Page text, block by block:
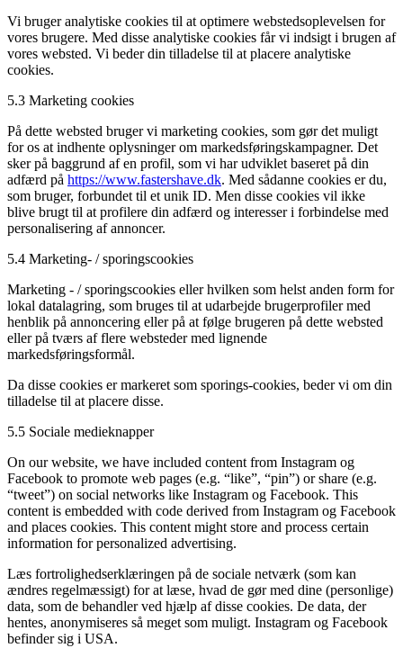
Vi bruger analytiske cookies til at optimere webstedsoplevelsen for
vores brugere. Med disse analytiske cookies får vi indsigt i brugen af
​​vores websted. Vi beder din tilladelse til at placere analytiske
cookies.
5.3 Marketing cookies
På dette websted bruger vi marketing cookies, som gør det muligt
for os at indhente oplysninger om markedsføringskampagner. Det
sker på baggrund af en profil, som vi har udviklet baseret på din
adfærd på https://www.fastershave.dk. Med sådanne cookies er du,
som bruger, forbundet til et unik ID. Men disse cookies vil ikke
blive brugt til at profilere din adfærd og interesser i forbindelse med
personalisering af annoncer.
5.4 Marketing- / sporingscookies
Marketing - / sporingscookies eller hvilken som helst anden form for
lokal datalagring, som bruges til at udarbejde brugerprofiler med
henblik på annoncering eller på at følge brugeren på dette websted
eller på tværs af flere websteder med lignende
markedsføringsformål.
Da disse cookies er markeret som sporings-cookies, beder vi om din
tilladelse til at placere disse.
5.5 Sociale medieknapper
On our website, we have included content from Instagram og
Facebook to promote web pages (e.g. “like”, “pin”) or share (e.g.
“tweet”) on social networks like Instagram og Facebook. This
content is embedded with code derived from Instagram og Facebook
and places cookies. This content might store and process certain
information for personalized advertising.
Læs fortrolighedserklæringen på de sociale netværk (som kan
ændres regelmæssigt) for at læse, hvad de gør med dine (personlige)
data, som de behandler ved hjælp af disse cookies. De data, der
hentes, anonymiseres så meget som muligt. Instagram og Facebook
befinder sig i USA.